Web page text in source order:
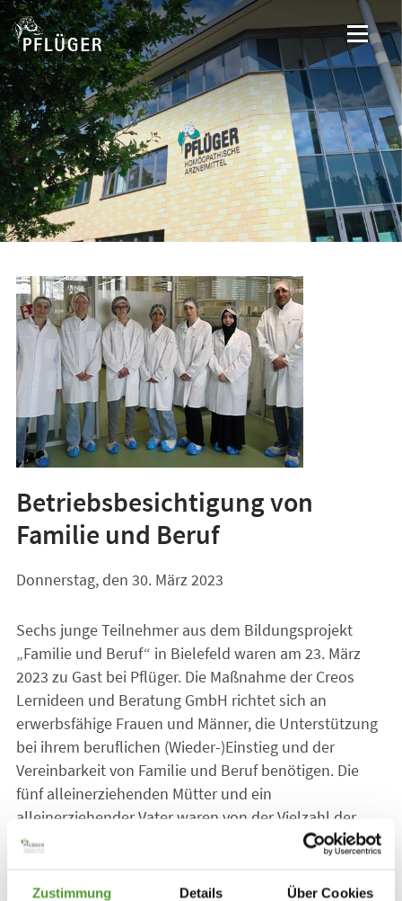
Zustimmung Details Über Cookies
Betriebsbesichtigung von
Familie und Beruf
Donnerstag, den 30. März 2023
Sechs junge Teilnehmer aus dem Bildungsprojekt
„Familie und Beruf“ in Bielefeld waren am 23. März
2023 zu Gast bei Pflüger. Die Maßnahme der Creos
Lernideen und Beratung GmbH richtet sich an
erwerbsfähige Frauen und Männer, die Unterstützung
bei ihrem beruflichen (Wieder-)Einstieg und der
Vereinbarkeit von Familie und Beruf benötigen. Die
fünf alleinerziehenden Mütter und ein
alleinerziehender Vater waren von der Vielzahl der
Berufsfelder bei Pflüger sichtlich beeindruckt – und
Beruf bei uns gelingt. Wir wünschen allen einen